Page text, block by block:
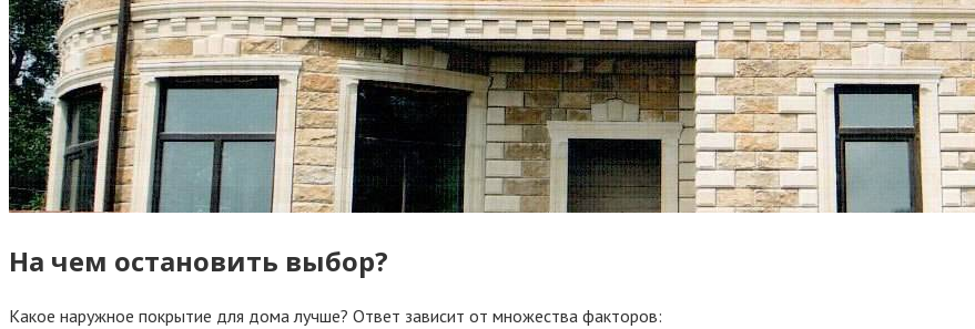
На чем остановить выбор?
Какое наружное покрытие для дома лучше? Ответ зависит от множества факторов: